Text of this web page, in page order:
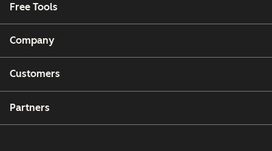
Free Tools
Company
Customers
Partners